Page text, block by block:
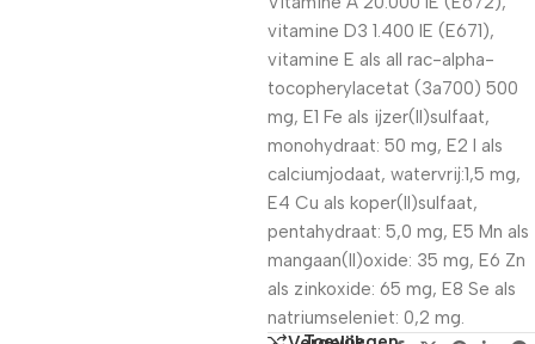
vitamine D3 1.400 IE (E671),
vitamine E als all rac-alpha-
tocopherylacetat (3a700) 500
mg, E1 Fe als ijzer(II)sulfaat,
monohydraat: 50 mg, E2 I als
calciumjodaat, watervrij:1,5 mg,
E4 Cu als koper(II)sulfaat,
pentahydraat: 5,0 mg, E5 Mn als
mangaan(II)oxide: 35 mg, E6 Zn
als zinkoxide: 65 mg, E8 Se als
natriumseleniet: 0,2 mg.